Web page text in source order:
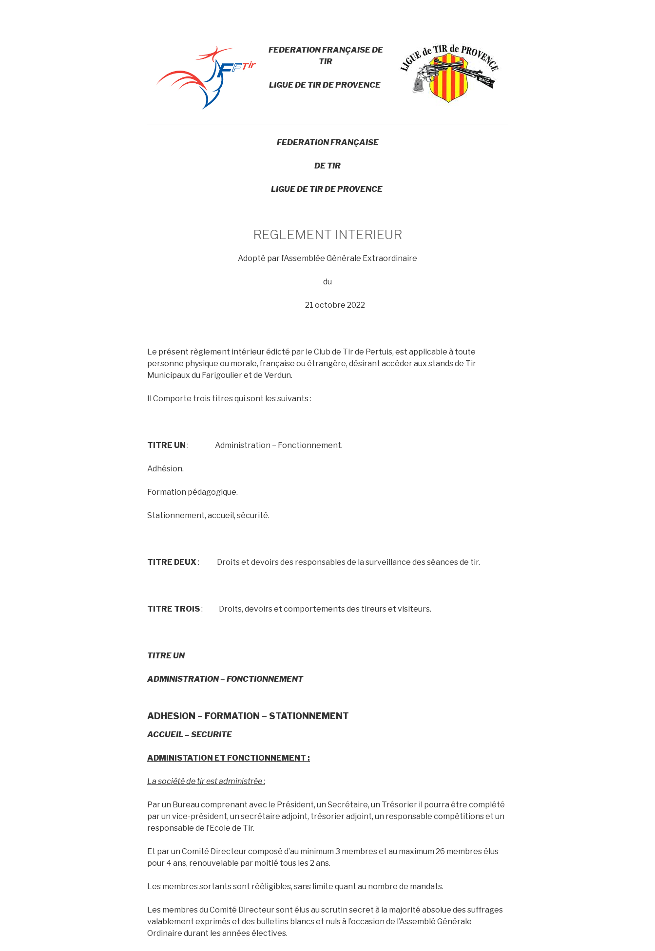
FEDERATION FRANÇAISEDE
TIR
LIGUE DE TIR DE PROVENCE
FEDERATION FRANÇAISE
DE TIR
LIGUE DE TIR DE PROVENCE
REGLEMENT INTERIEUR
Adopté par l’Assemblée Générale Extraordinaire
du
21 octobre 2022
Le présent règlement intérieur édicté par le Club de Tir de Pertuis, est applicable à toute
personne physique ou morale, française ou étrangère, désirant accéder aux stands de Tir
Municipaux du Farigoulier et de Verdun.
Il Comporte trois titres qui sont les suivants :
TITRE UN : Administration – Fonctionnement.
Adhésion.
Formation pédagogique.
Stationnement, accueil, sécurité.
TITRE DEUX: Droits et devoirs des responsables de la surveillance des séances de tir.
TITRE TROIS: Droits, devoirs et comportements des tireurs et visiteurs.
TITRE UN
ADMINISTRATION – FONCTIONNEMENT
ADHESION – FORMATION – STATIONNEMENT
ACCUEIL – SECURITE
ADMINISTATION ET FONCTIONNEMENT :
La société de tir est administrée :
Par un Bureau comprenant avec le Président, un Secrétaire, un Trésorier il pourra être complété
par un vice-président, un secrétaire adjoint, trésorier adjoint, un responsable compétitions et un
responsable de l’Ecole de Tir.
Et par un Comité Directeur composé d’au minimum 3 membres et au maximum 26 membres élus
pour 4 ans, renouvelable par moitié tous les 2 ans.
Les membres sortants sont rééligibles, sans limite quant au nombre de mandats.
Les membres du Comité Directeur sont élus au scrutin secret à la majorité absolue des suffrages
valablement exprimés et des bulletins blancs et nuls à l’occasion de l’Assemblé Générale
Ordinaire durant les années électives.